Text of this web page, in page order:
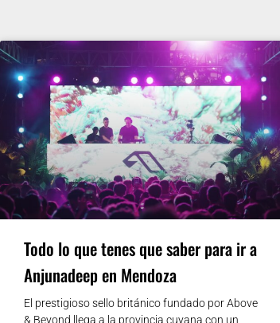
Todo lo que tenes que saber para ir a
Anjunadeep en Mendoza
El prestigioso sello británico fundado por Above
& Beyond llega a la provincia cuyana con un